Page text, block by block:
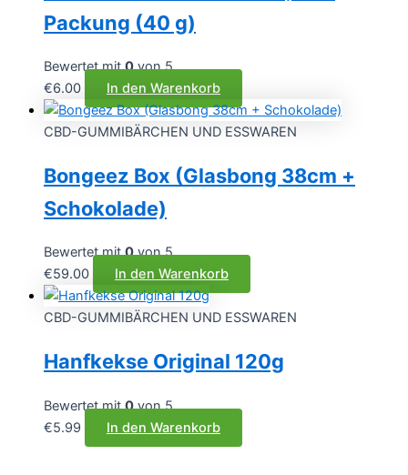
Packung (40 g)
Bewertet mit0von 5
€6.00 In den Warenkorb
CBD-GUMMIBÄRCHEN UND ESSWAREN
Bongeez Box (Glasbong 38cm +
Schokolade)
Bewertet mit0von 5
€59.00 In den Warenkorb
CBD-GUMMIBÄRCHEN UND ESSWAREN
Hanfkekse Original 120g
Bewertet mit0von 5
€5.99 In den Warenkorb